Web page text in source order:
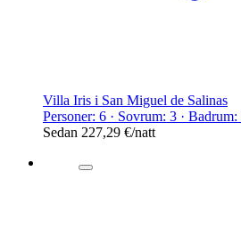
Villa Iris i San Miguel de Salinas
Personer: 6 · Sovrum: 3 · Badrum:
Sedan 227,29 €/natt